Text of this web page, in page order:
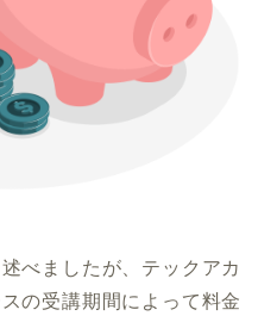
べましたが、テックアカ
の受講期間によって料金